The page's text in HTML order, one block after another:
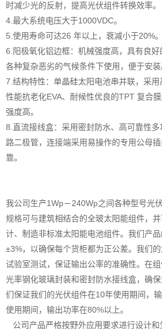
时减少光的反射，提高光伏组件转换效率。
4.最大系统电压大于1000VDC。
5.使用寿命可达26 年以上，衰减小于20%。
6.阳极氧化铝边框：机械强度高，具有良
各种复杂恶劣的气候条件下使用，便于安装
7.结构特性：单晶硅太阳电池串并联，采
性能抗老化EVA、耐候性优良的TPT 复合
强度高。
8.直流接线盒：采用密封防水、高可靠性
路二极管，连接端采用易操作的专用公母
靠。
我公司生产1Wp－240Wp之间各种型号光
规格可与建筑相结合的全玻太阳能组件，
计、制造非标准太阳能电池组件。我们产
±3%，以确保每个货柜都为正公差。我们
试验室测试，保证输出公率的准确性。在
光率钢化玻璃封装和密封防水接线盒，确
们保证我们的光伏组件在10年使用期间，
使用期间，输出功率在80%以上。
公司产品严格按野外应用要求进行设计